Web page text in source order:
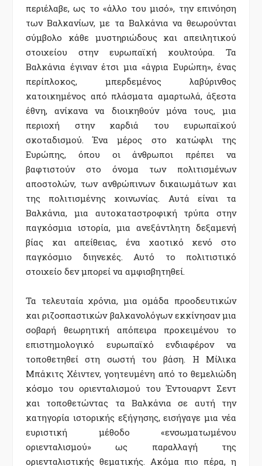
περιέλαβε, ως το «άλλο του µισό», την επινόηση
των Βαλκανίων, µε τα Βαλκάνια να θεωρούνται
σύµβολο κάθε µυστηριώδους και απειλητικού
στοιχείου στην ευρωπαϊκή κουλτούρα. Τα
Βαλκάνια έγιναν έτσι µια «άγρια Ευρώπη», ένας
περίπλοκος, µπερδεµένος λαβύρινθος
κατοικηµένος από πλάσµατα αµαρτωλά, άξεστα
έθνη, ανίκανα να διοικηθούν µόνα τους, µια
περιοχή στην καρδιά του ευρωπαϊκού
σκοταδισµού. Ένα µέρος στο κατώφλι της
Ευρώπης, όπου οι άνθρωποι πρέπει να
βαφτιστούν στο όνοµα των πολιτισµένων
αποστολών, των ανθρώπινων δικαιωµάτων και
της πολιτισµένης κοινωνίας. Αυτά είναι τα
Βαλκάνια, µια αυτοκαταστροφική τρύπα στην
παγκόσµια ιστορία, µια ανεξάντλητη δεξαµενή
βίας και απείθειας, ένα χαοτικό κενό στο
παγκόσµιο διηνεκές. Αυτό το πολιτιστικό
στοιχείο δεν µπορεί να αµφισβητηθεί.
Τα τελευταία χρόνια, µια οµάδα προοδευτικών
και ριζοσπαστικών βαλκανολόγων εκκίνησαν µια
σοβαρή θεωρητική απόπειρα προκειµένου το
επιστηµολογικό ευρωπαϊκό ενδιαφέρον να
τοποθετηθεί στη σωστή του βάση. Η Μίλικα
Μπάκιτς Χέιντεν, γοητευµένη από το θεµελιώδη
κόσµο του οριενταλισµού του Έντουαρντ Σεντ
και τοποθετώντας τα Βαλκάνια σε αυτή την
κατηγορία ιστορικής εξήγησης, εισήγαγε µια νέα
ευριστική µέθοδο «ενσωµατωµένου
οριενταλισµού» ως παραλλαγή της
οριενταλιστικής θεµατικής. Ακόµα πιο πέρα, η